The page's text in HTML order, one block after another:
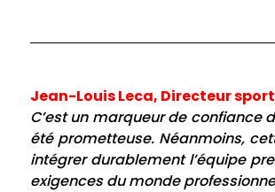
Jean-Louis Leca, Directeur
C’est un marqueur de confiance
été prometteuse. Néanmoins,
intégrer durablement l’équipe
exigences du monde